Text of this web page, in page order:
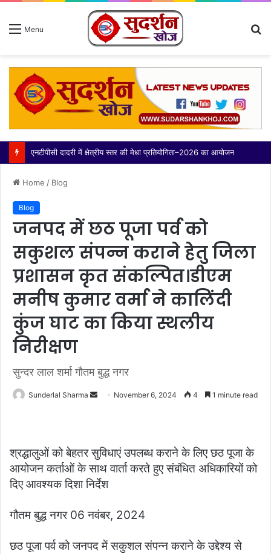
Menu
Home / Blog
Blog
जनपद में छठ पूजा पर्व को
सकुशल संपन्न कराने हेतु जिला
प्रशासन कृत संकल्पित।डीएम
मनीष कुमार वर्मा ने कालिंदी
कुंज घाट का किया स्थलीय
निरीक्षण
सुन्दर लाल शर्मा गौतम बुद्ध नगर
Sunderlal Sharma
Send November 6, 2024 4 1 minute read
श्रद्धालुओं को बेहतर सुविधाएं उपलब्ध कराने के लिए छठ पूजा के
आयोजन कर्ताओं के साथ वार्ता करते हुए संबंधित अधिकारियों को
दिए आवश्यक दिशा निर्देश
गौतम बुद्ध नगर 06 नवंबर, 2024
छठ पूजा पर्व को जनपद में सकुशल संपन्न कराने के उद्देश्य से